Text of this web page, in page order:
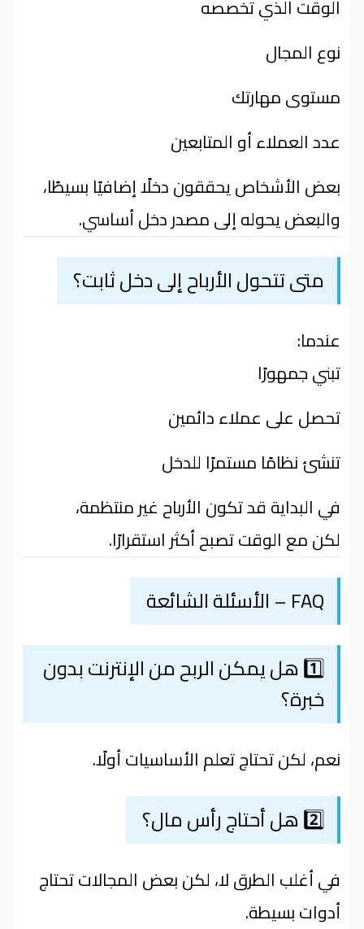
الوقت الذي تخصصه
نوع المجال
مستوى مهارتك
عدد العملاء أو المتابعين
بعض الأشخاص يحققون دخلًا إضافيًا بسيطًا،
والبعض يحوله إلى مصدر دخل أساسي.
متى تتحول الأرباح إلى دخل ثابت؟
عندما:
تبني جمهورًا
تحصل على عملاء دائمين
تنشئ نظامًا مستمرًا للدخل
في البداية قد تكون الأرباح غير منتظمة،
لكن مع الوقت تصبح أكثر استقرارًا.
FAQ – الأسئلة الشائعة
1️⃣ هل يمكن الربح من الإنترنت بدون
خبرة؟
نعم، لكن تحتاج تعلم الأساسيات أولًا.
2️⃣ هل أحتاج رأس مال؟
في أغلب الطرق لا، لكن بعض المجالات تحتاج
أدوات بسيطة.